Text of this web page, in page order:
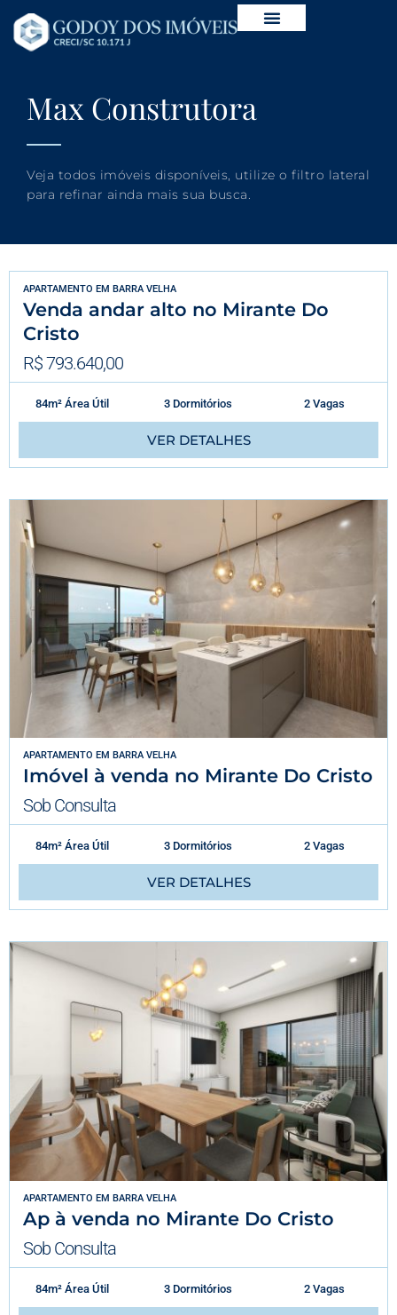
Max Construtora
Veja todos imóveis disponíveis, utilize o filtro lateral
para refinar ainda mais sua busca.
APARTAMENTO EM BARRA VELHA
Venda andar alto no Mirante Do
Cristo
R$ 793.640,00
84m² Área Útil 3 Dormitórios 2 Vagas
VER DETALHES
APARTAMENTO EM BARRA VELHA
Imóvel à venda no Mirante Do Cristo
Sob Consulta
84m² Área Útil 3 Dormitórios 2 Vagas
VER DETALHES
APARTAMENTO EM BARRA VELHA
Ap à venda no Mirante Do Cristo
Sob Consulta
84m² Área Útil 3 Dormitórios 2 Vagas